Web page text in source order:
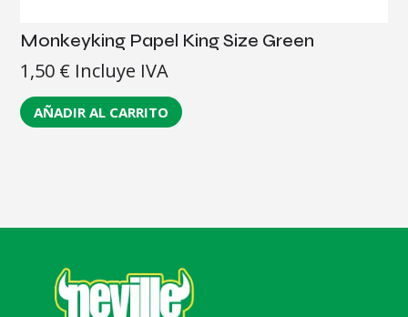
Monkeyking Papel King Size Green
1,50 € Incluye IVA
AÑADIR AL CARRITO